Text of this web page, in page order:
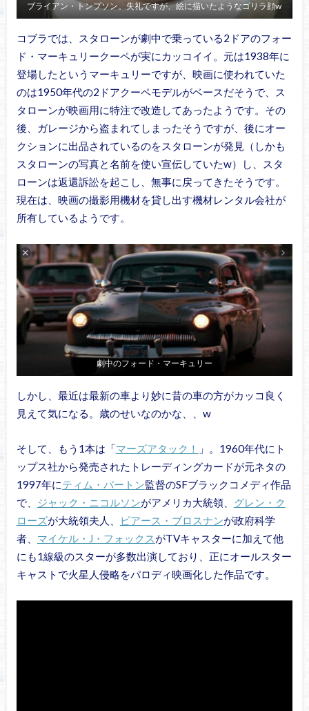
ブライアン・トンプソン。失礼ですが、絵に描いたようなゴリラ顔w
コブラでは、スタローンが劇中で乗っている2ドアのフォー
ド・マーキュリークーペが実にカッコイイ。元は1938年に
登場したというマーキュリーですが、映画に使われていた
のは1950年代の2ドアクーペモデルがベースだそうで、ス
タローンが映画用に特注で改造してあったようです。その
後、ガレージから盗まれてしまったそうですが、後にオー
クションに出品されているのをスタローンが発見（しかも
スタローンの写真と名前を使い宣伝していたw）し、スタ
ローンは返還訴訟を起こし、無事に戻ってきたそうです。
現在は、映画の撮影用機材を貸し出す機材レンタル会社が
所有しているようです。
劇中のフォード・マーキュリー
しかし、最近は最新の車より妙に昔の車の方がカッコ良く
見えて気になる。歳のせいなのかな、、w
そして、もう1本は「マーズアタック！
」。1960年代にト
ップス社から発売されたトレーディングカードが元ネタの
1997年にティム・バートン監督のSFブラックコメディ作品
で、
ジャック・ニコルソンがアメリカ大統領、 グレン・ク
ローズが大統領夫人、 ピアース・ブロスナンが政府科学
者、 マイケル・J・フォックスがTVキャスターに加えて他
にも1線級のスターが多数出演しており、正にオールスター
キャストで火星人侵略をパロディ映画化した作品です。